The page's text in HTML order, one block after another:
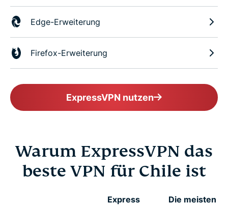
Edge-Erweiterung
Firefox-Erweiterung
ExpressVPN nutzen
Warum ExpressVPN das
beste VPN für Chile ist
Express
Die meisten